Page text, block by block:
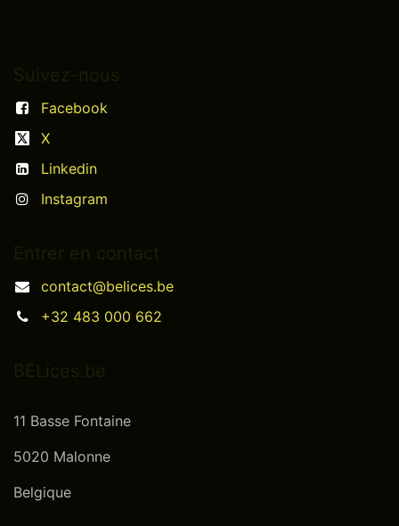
Facebook
X
Linkedin
Instagram
contact@belices.be
+32 483 000 662
11 Basse Fontaine
5020 Malonne
Belgique